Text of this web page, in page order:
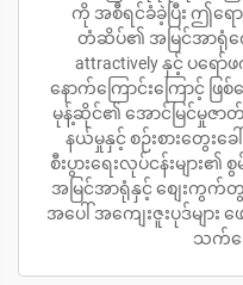
ကို အစီရင်ခံခဲ့ပြီး ဤရ
တံဆိပ်၏ အမြင်အာရုံက
attractively နှင့် ပရော်
နောက်ကြောင်းကြောင့် ဖ
မုန့်ဆိုင်၏ အောင်မြင်မှုဇ
နယ်မှုနှင့် စဉ်းစားတွေးခ
စီးပွားရေးလုပ်ငန်းများ
အမြင်အာရုံနှင့် စျေးကွက်
အပေါ် အကျေးဇူးပုဒ်များ
သက်သ